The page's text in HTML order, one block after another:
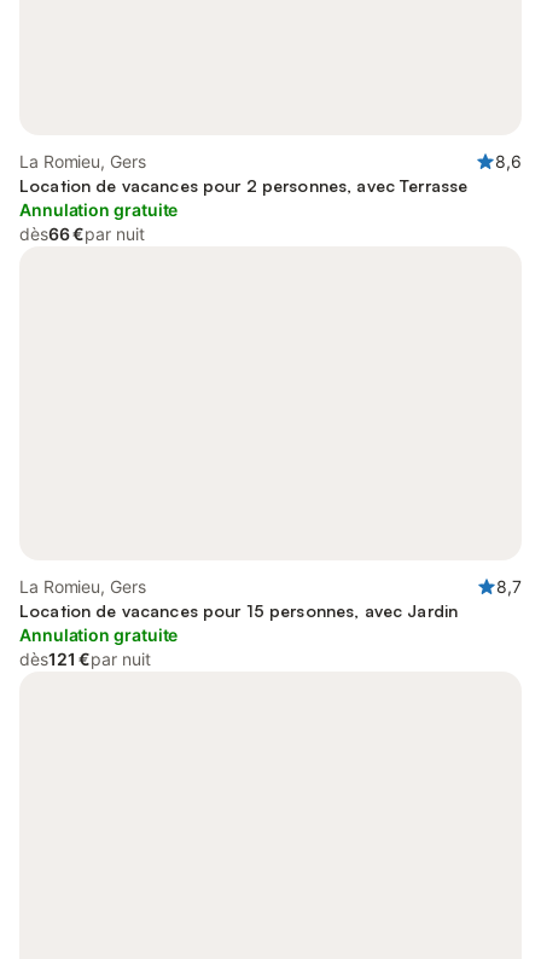
La Romieu, Gers
8,6
Location de vacances pour 2 personnes, avec Terrasse
Annulation gratuite
dès66 €par nuit
La Romieu, Gers
8,7
Location de vacances pour 15 personnes, avec Jardin
Annulation gratuite
dès121 €par nuit